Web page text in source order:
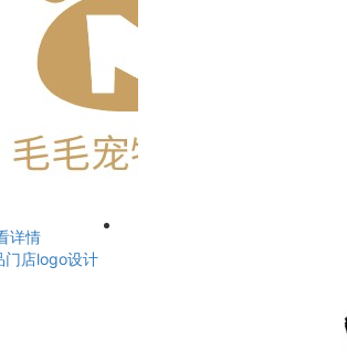
详情
门店logo设计